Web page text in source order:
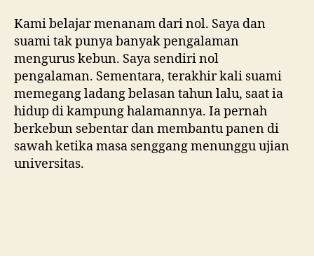
Kami belajar menanam dari nol. Saya dan
suami tak punya banyak pengalaman
mengurus kebun. Saya sendiri nol
pengalaman. Sementara, terakhir kali suami
memegang ladang belasan tahun lalu, saat ia
hidup di kampung halamannya. Ia pernah
berkebun sebentar dan membantu panen di
sawah ketika masa senggang menunggu ujian
universitas.